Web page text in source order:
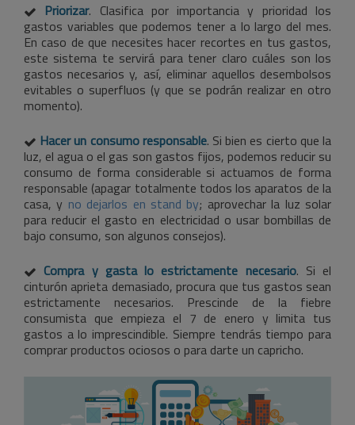
Priorizar. Clasifica por importancia y prioridad los
gastos variables que podemos tener a lo largo del mes.
En caso de que necesites hacer recortes en tus gastos,
este sistema te servirá para tener claro cuáles son los
gastos necesarios y, así, eliminar aquellos desembolsos
evitables o superfluos (y que se podrán realizar en otro
momento).
Hacer un consumo responsable. Si bien es cierto que la
luz, el agua o el gas son gastos fijos, podemos reducir su
consumo de forma considerable si actuamos de forma
responsable (apagar totalmente todos los aparatos de la
casa, y no dejarlos en stand by; aprovechar la luz solar
para reducir el gasto en electricidad o usar bombillas de
bajo consumo, son algunos consejos).
Compra y gasta lo estrictamente necesario. Si el
cinturón aprieta demasiado, procura que tus gastos sean
estrictamente necesarios. Prescinde de la fiebre
consumista que empieza el 7 de enero y limita tus
gastos a lo imprescindible. Siempre tendrás tiempo para
comprar productos ociosos o para darte un capricho.